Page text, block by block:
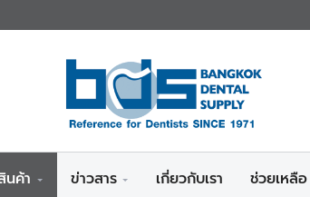
นค้า ข่าวสาร เกี่ยวกับเรา ช่วยเหลือ